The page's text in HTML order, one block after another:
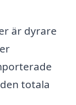
är dyrare
totala